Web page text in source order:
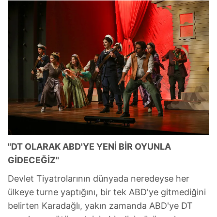
hazırlanmış Aydınlatma Metnimizi okumak ve sitemizde
ilgili mevzuata uygun olarak kullanılan çerezlerle ilgili bilgi
almak için lütfen
"DT OLARAK ABD'YE YENİ BİR OYUNLA
GİDECEĞİZ"
Devlet Tiyatrolarının dünyada neredeyse her
ülkeye turne yaptığını, bir tek ABD'ye gitmediğini
belirten Karadağlı, yakın zamanda ABD'ye DT